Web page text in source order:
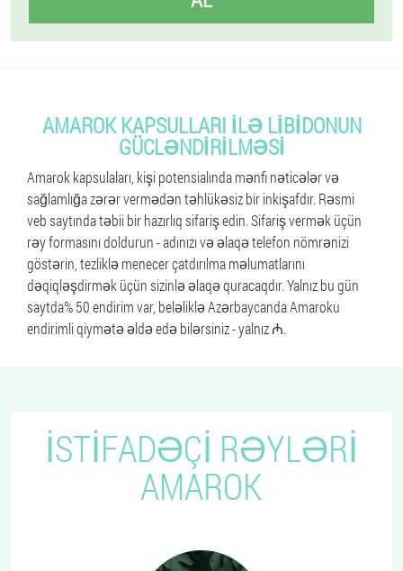
AMAROK KAPSULLARI ILƏ LIBIDONUN
GÜCLƏNDIRILMƏSI
Amarok kapsulaları, kişi potensialında mənfi nəticələr və
sağlamlığa zərər vermədən təhlükəsiz bir inkişafdır. Rəsmi
veb saytında təbii bir hazırlıq sifariş edin. Sifariş vermək üçün
rəy formasını doldurun - adınızı və əlaqə telefon nömrənizi
göstərin, tezliklə menecer çatdırılma məlumatlarını
dəqiqləşdirmək üçün sizinlə əlaqə quracaqdır. Yalnız bu gün
saytda% 50 endirim var, beləliklə Azərbaycanda Amaroku
endirimli qiymətə əldə edə bilərsiniz - yalnız ₼.
İSTIFADƏÇI RƏYLƏRI
AMAROK